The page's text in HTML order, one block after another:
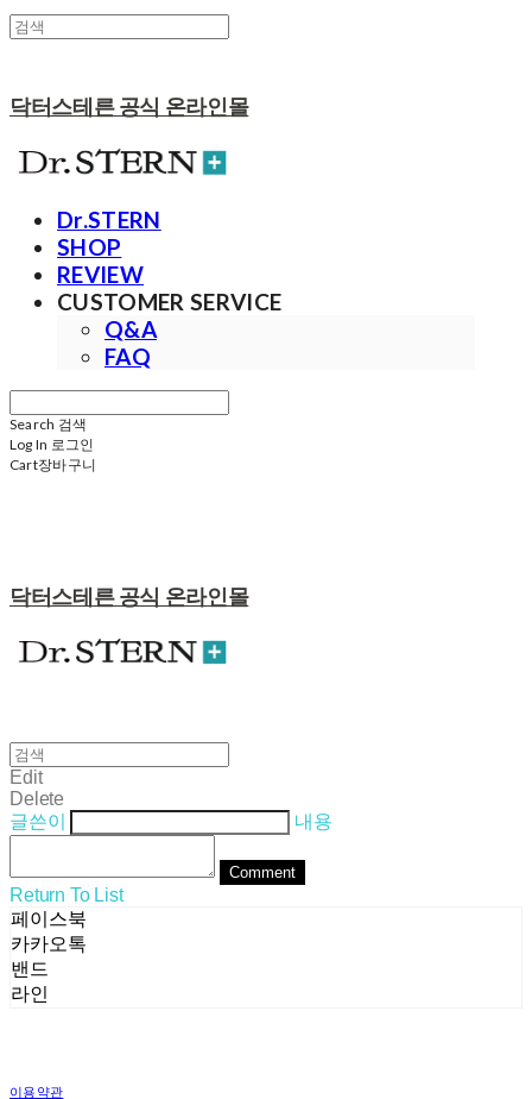
닥터스테른 공식 온라인몰
Dr.STERN
SHOP
REVIEW
CUSTOMER SERVICE
Q&A
FAQ
Search 검색
Log In 로그인
Cart장바구니
닥터스테른 공식 온라인몰
Edit
Delete
글쓴이
내용
Comment
Return To List
페이스북
카카오톡
밴드
라인
이용약관